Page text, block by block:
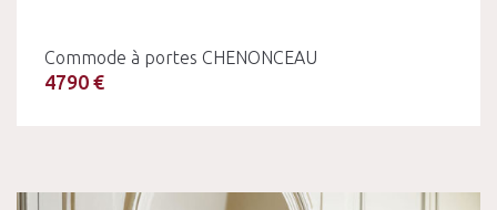
Commode à portes CHENONCEAU
4790 €